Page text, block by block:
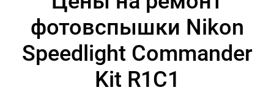
фотовспышки Nikon
Speedlight Commander
Kit R1C1